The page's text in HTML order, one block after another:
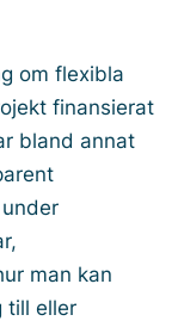
om flexibla
finansierat
bland annat
man kan
till eller